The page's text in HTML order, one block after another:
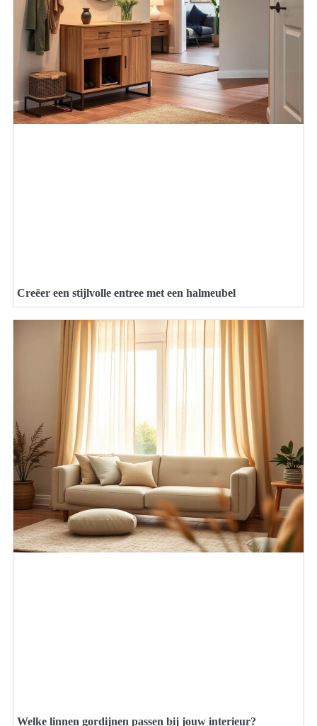
Creëer een stijlvolle entree met een halmeubel
Welke linnen gordijnen passen bij jouw interieur?